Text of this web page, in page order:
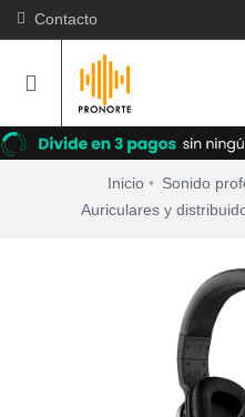
Contacto
Inicio Sonido
Auriculares y